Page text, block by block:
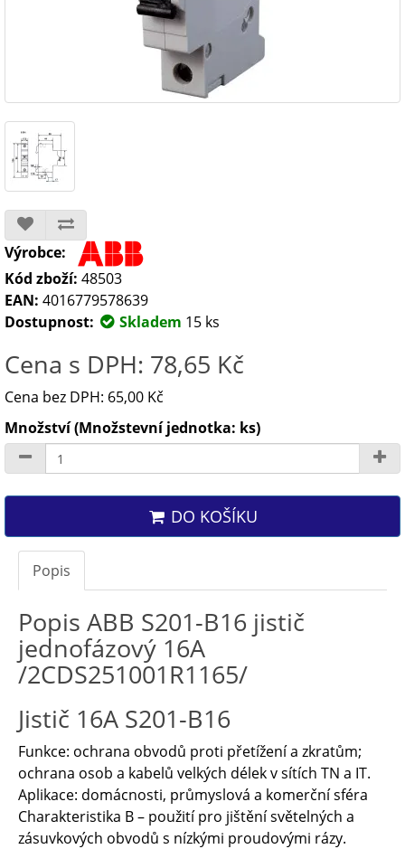
Výrobce:
Kód zboží: 48503
EAN: 4016779578639
Dostupnost:
Skladem 15 ks
Cena s DPH: 78,65 Kč
Cena bez DPH: 65,00 Kč
Množství (Množstevní jednotka: ks)
DO KOŠÍKU
Popis
Popis ABB S201-B16 jistič
jednofázový 16A
/2CDS251001R1165/
Jistič 16A S201-B16
Funkce: ochrana obvodů proti přetížení a zkratům;
ochrana osob a kabelů velkých délek v sítích TN a IT.
Aplikace: domácnosti, průmyslová a komerční sféra
Charakteristika B – použití pro jištění světelných a
zásuvkových obvodů s nízkými proudovými rázy.